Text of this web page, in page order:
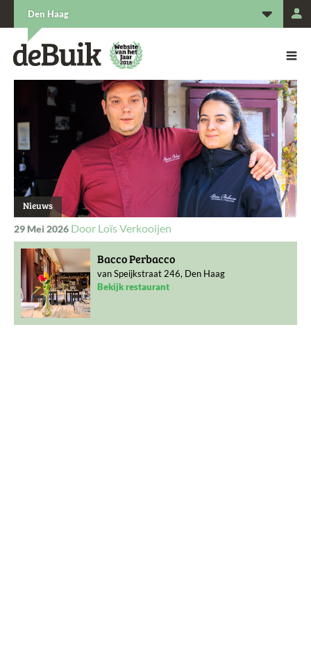
Nieuws
29 Mei 2026 Loïs Verkooijen
Bacco Perbacco
van Speijkstraat 246, Den Haag
Bekijk restaurant
Den Haag
De Buik van {city: city}
De Buik